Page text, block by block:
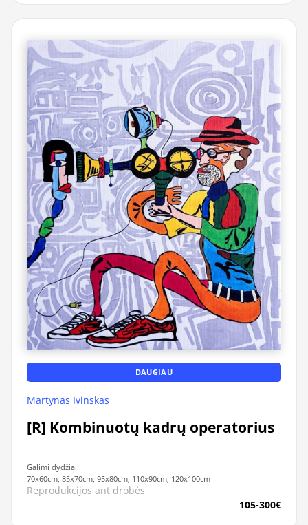
DAUGIAU
Martynas Ivinskas
[R] Kombinuotų kadrų operatorius
Galimi dydžiai:
70x60cm, 85x70cm, 95x80cm, 110x90cm, 120x100cm
Reprodukcijos ant drobės
105-300€